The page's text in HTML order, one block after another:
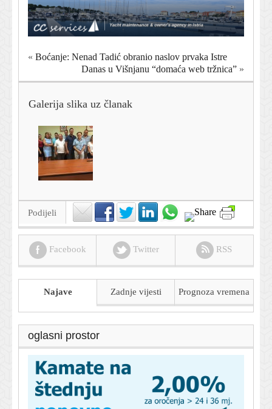
« Boćanje: Nenad Tadić obranio naslov prvaka Istre
Danas u Višnjanu “domaća web tržnica” »
Galerija slika uz članak
Podijeli
Facebook Twitter RSS
Najave Zadnje vijesti Prognoza vremena
oglasni prostor